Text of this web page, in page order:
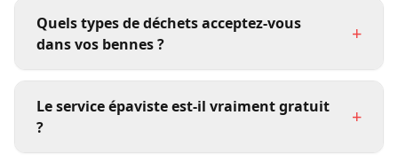
Quels types de déchets acceptez-vous
dans vos bennes ?
+
Le service épaviste est-il vraiment gratuit
?
+